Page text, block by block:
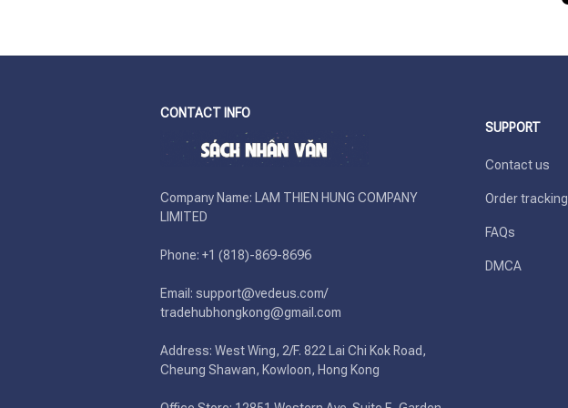
CONTACT INFO
Company Name: LAM THIEN HUNG COMPANY
LIMITED
Phone: +1 (818)-869-8696
Email: support@vedeus.com/
tradehubhongkong@gmail.com
Address: West Wing, 2/F. 822 Lai Chi Kok Road,
Cheung Shawan, Kowloon, Hong Kong
SUPPORT
Contact us
Order tracking
FAQs
DMCA